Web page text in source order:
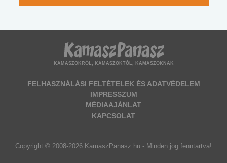
KAMASZOKRÓL, KAMASZOKTÓL, KAMASZOKNAK
FELHASZNÁLÁSI FELTÉTELEK ÉS ADATVÉDELEM
IMPRESSZUM
MÉDIAAJÁNLAT
KAPCSOLAT
Copyright © 2008-2026 KamaszPanasz.hu - Minden jog fenntartva!